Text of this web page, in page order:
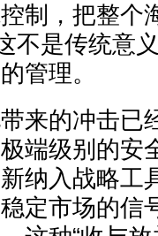
制，把整个
不是传统意
管理。
来的冲击已
端级别的安
纳入战略工
定市场的信